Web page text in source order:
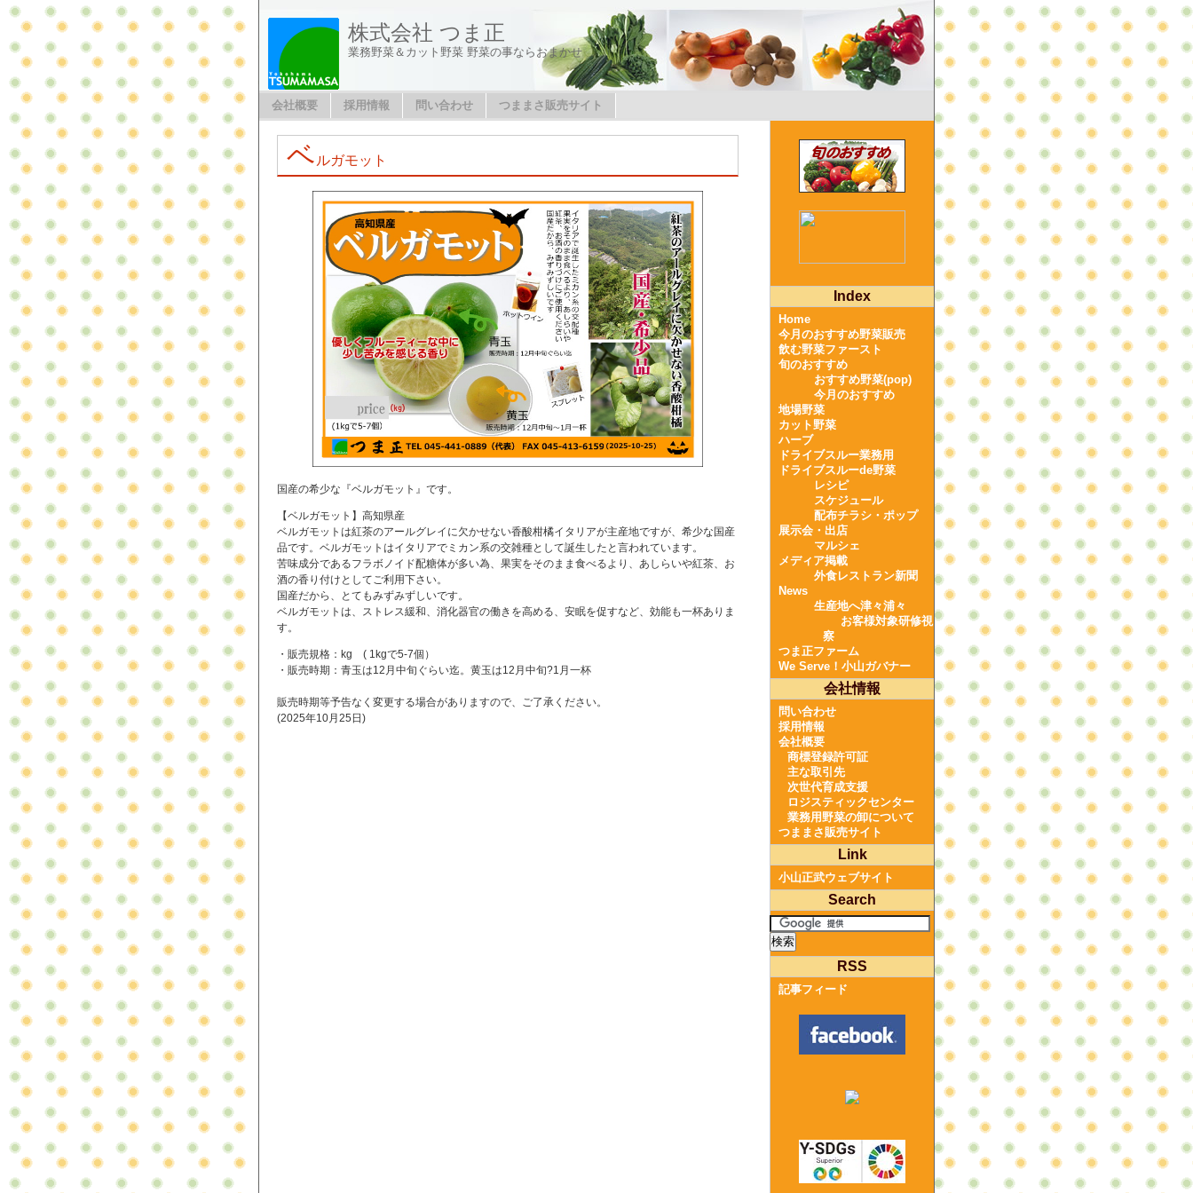
株式会社 つま正
業務野菜＆カット野菜 野菜の事ならおまかせ
会社概要 採用情報 問い合わせ つままさ販売サイト
ベ ルガモット
国産の希少な『ベルガモット』です。
【ベルガモット】高知県産
ベルガモットは紅茶のアールグレイに欠かせない香酸柑橘イタリアが主産地ですが、希少な国産
品です。ベルガモットはイタリアでミカン系の交雑種として誕生したと言われています。
苦味成分であるフラボノイド配糖体が多い為、果実をそのまま食べるより、あしらいや紅茶、お
酒の香り付けとしてご利用下さい。
国産だから、とてもみずみずしいです。
ベルガモットは、ストレス緩和、消化器官の働きを高める、安眠を促すなど、効能も一杯ありま
す。
・販売規格：kg ( 1kgで5-7個）
・販売時期：青玉は12月中旬ぐらい迄。黄玉は12月中旬?1月一杯
販売時期等予告なく変更する場合がありますので、ご了承ください。
(2025年10月25日)
Index
Home
今月のおすすめ野菜販売
飲む野菜ファースト
旬のおすすめ
おすすめ野菜(pop)
今月のおすすめ
地場野菜
カット野菜
ハーブ
ドライブスルー業務用
ドライブスルーde野菜
レシピ
スケジュール
配布チラシ・ポップ
展示会・出店
マルシェ
メディア掲載
外食レストラン新聞
News
生産地へ津々浦々
お客様対象研修視
察
つま正ファーム
We Serve！小山ガバナー
会社情報
問い合わせ
採用情報
会社概要
商標登録許可証
主な取引先
次世代育成支援
ロジスティックセンター
業務用野菜の卸について
つままさ販売サイト
Link
小山正武ウェブサイト
Search
RSS
記事フィード